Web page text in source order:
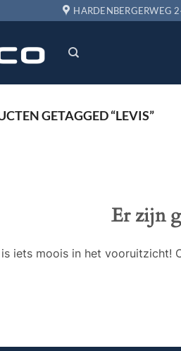
HARDENBERGERWEG
GETAGGED “LEVIS”
Er zijn
is iets moois in het vooruitzicht!